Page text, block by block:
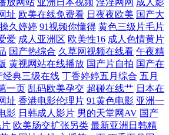
去撸 韩国操b伦理片 午夜精品久久99 91精品福
日日福利超碰 伊人在线6 92免费福利社试看
利社 91性人人 福利片偷拍二区 九1免费网页 色
91老司机综合热 韩精品久久 日韩免费成人网 影
址 欧美在线免费看 日夜夜欧美 国产大
操久婷婷 91视频你懂得 黄色三级片毛片
爱 成人亚洲区 欧美性16 成人色情黄片
国产热综合 久草网视频在线看 午夜精
黄视网站在线播放 国产片自拍 国产在
经典三级在线 丁香婷婷五月综合 五月
一页 乱码欧美孕交 超碰在线艹 日本在
址 香港电影伦理片 91黄色电影 亚洲一
影 日韩成人影片 男的天堂网AV 国产
欧美肠交扩张另类 最新亚洲日韩精